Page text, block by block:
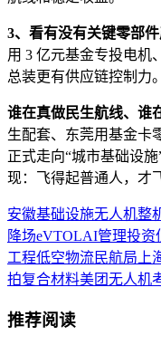
3、看有没有关键零部
用 3 亿元基金专投电机
总装更有供应链控制力。
谁在真做民生航线、谁
生配套、东莞用基金卡
正式走向“城市基础设
现：飞得起普通人，才
安徽基础设施无人机整
降场eVTOLAI管理投资
工程低空物流民航局 上
拍复合材料美团无人机
推荐阅读